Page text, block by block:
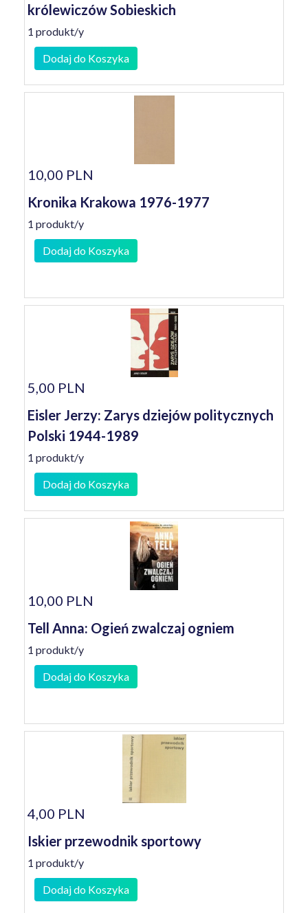
królewiczów Sobieskich
1 produkt/y
Dodaj do Koszyka
10,00 PLN
Kronika Krakowa 1976-1977
1 produkt/y
Dodaj do Koszyka
5,00 PLN
Eisler Jerzy: Zarys dziejów politycznych
Polski 1944-1989
1 produkt/y
Dodaj do Koszyka
10,00 PLN
Tell Anna: Ogień zwalczaj ogniem
1 produkt/y
Dodaj do Koszyka
4,00 PLN
Iskier przewodnik sportowy
1 produkt/y
Dodaj do Koszyka